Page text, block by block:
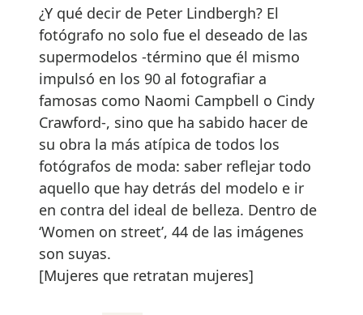
¿Y qué decir de Peter Lindbergh? El
fotógrafo no solo fue el deseado de las
supermodelos -término que él mismo
impulsó en los 90 al fotografiar a
famosas como Naomi Campbell o Cindy
Crawford-, sino que ha sabido hacer de
su obra la más atípica de todos los
fotógrafos de moda: saber reflejar todo
aquello que hay detrás del modelo e ir
en contra del ideal de belleza. Dentro de
‘Women on street’, 44 de las imágenes
son suyas.
[Mujeres que retratan mujeres]